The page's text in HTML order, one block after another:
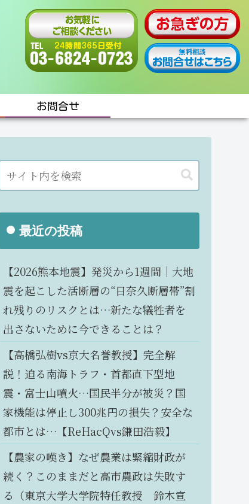
お問合せ
最近の投稿
【2026熊本地震】発災から1週間｜大地
震を起こした活断層の“日奈久断層帯”割
れ残りのリスクとは…新たな犠牲者を
出さないために今できることは？
【高橋弘樹vs京大名誉教授】完全解
説！迫る南海トラフ・首都直下型地
震・富士山噴火…国民半分が被災？国
家機能は停止し300兆円の損失？安全な
都市とは…【ReHacQvs鎌田浩毅】
【農家の嘆き】なぜ農業は緊縮財政が
続く？このままだと高市農政は失敗す
る（東京大学大学院特任教授 鈴木宣